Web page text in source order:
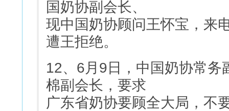
国奶协副会长、
现中国奶协顾问王怀宝，来
遭王拒绝。
12、6月9日，中国奶协常务
棉副会长，要求
广东省奶协要顾全大局，不